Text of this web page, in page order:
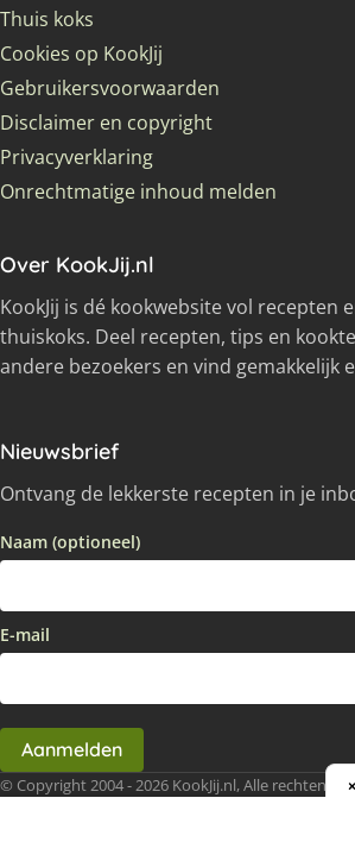
Thuis koks
Cookies op KookJij
Gebruikersvoorwaarden
Disclaimer en copyright
Privacyverklaring
Onrechtmatige inhoud melden
Over KookJij.nl
KookJij is dé kookwebsite vol recepten
thuiskoks. Deel recepten, tips en
andere bezoekers en vind gemakkelijk
Nieuwsbrief
Ontvang de lekkerste recepten in je
Naam (optioneel)
E-mail
Aanmelden
© Copyright 2004 - 2026 KookJij.nl, Alle rechten ×